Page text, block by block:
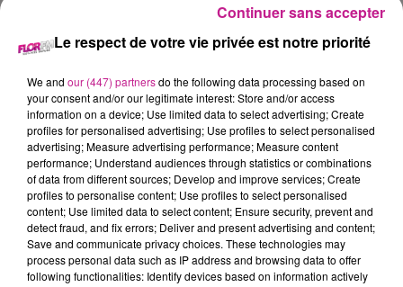
fournissant plus de 100 points de vente dans le Grand Est de
Tu cherches une mission de longue durée avec des horaires
d'équipe ? Ce poste pourrait être fait pour toi !
Missions :
-Réceptionner, stocker, préparer et expédier des
marchandises tout en respectant les procédures qualité, les
règles d'hygiène et de sécurité, ainsi que les délais.
-Effectuer des opérations de manutention à l'aide
d'équipements légers ou d'engins à conducteur auto-porté
(CACES 1, formation interne incluse).
-Prélever les produits conformément aux instructions de
Le respect de votre vie privée est notre priorité
We and our (447) partnersdo the following data processing based on
your consent and/or our legitimate interest: Store and/or access
information on a device; Use limited data to select advertising; Create
profiles for personalised advertising; Use profiles to select personalised
advertising; Measure advertising performance; Measure content
performance; Understand audiences through statistics or combinations
of data from different sources; Develop and improve services; Create
profiles to personalise content; Use profiles to select personalised
content; Use limited data to select content; Ensure security, prevent and
detect fraud, and fix errors; Deliver and present advertising and content;
Save and communicate privacy choices. These technologies may
process personal data such as IP address and browsing data to offer
following functionalities: Identify devices based on information actively
Continuer sans accepter